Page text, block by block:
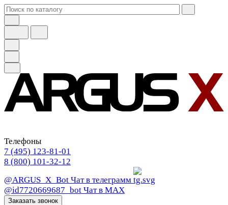
Телефоны
7 (495) 123-81-01
8 (800) 101-32-12
@ARGUS_X_Bot Чат в телеграмм
@id7720669687_bot Чат в МАХ
Заказать звонок